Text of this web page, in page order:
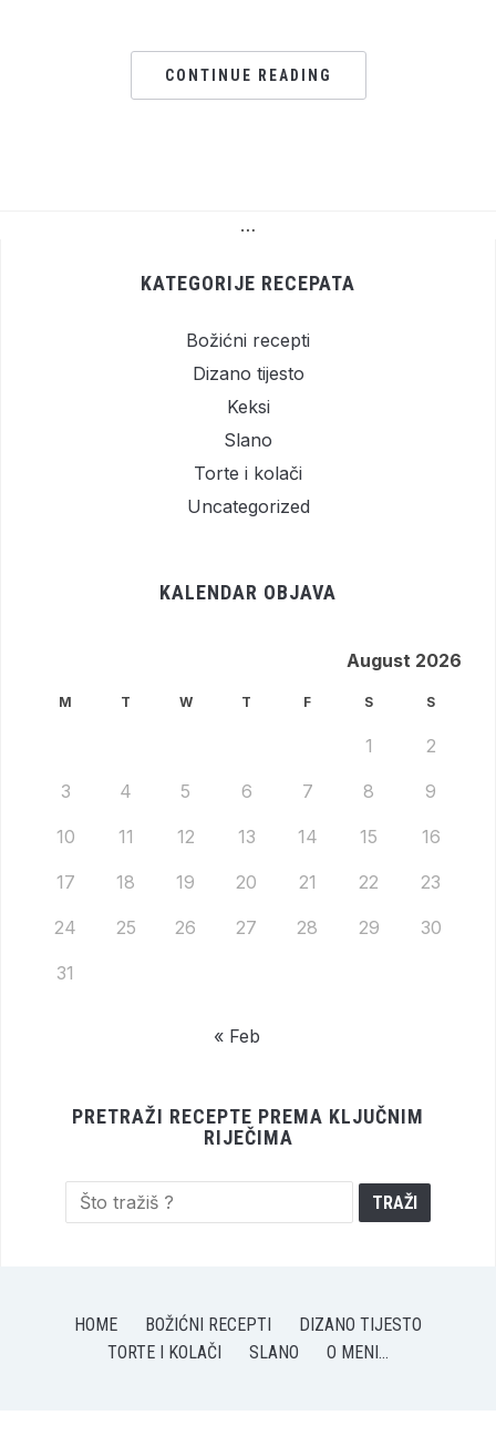
CONTINUE READING
…
KATEGORIJE RECEPATA
Božićni recepti
Dizano tijesto
Keksi
Slano
Torte i kolači
Uncategorized
KALENDAR OBJAVA
August 2026
M T W T F S S
1 2
3 4 5 6 7 8 9
10 11 12 13 14 15 16
17 18 19 20 21 22 23
24 25 26 27 28 29 30
31
« Feb
PRETRAŽI RECEPTE PREMA KLJUČNIM
RIJEČIMA
HOME BOŽIĆNI RECEPTI
DIZANO TIJESTO
TORTE I KOLAČI
SLANO O MENI…